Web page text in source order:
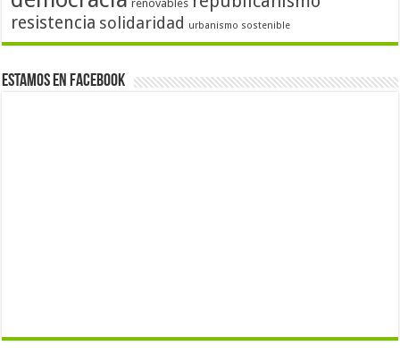
renovables
resistencia solidaridad urbanismo sostenible
Estamos en Facebook